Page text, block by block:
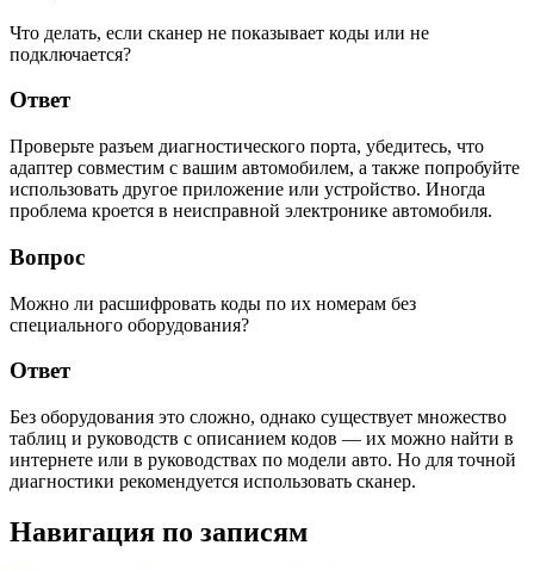
Что делать, если сканер не показывает коды или не
подключается?
Ответ
Проверьте разъем диагностического порта, убедитесь, что
адаптер совместим с вашим автомобилем, а также попробуйте
использовать другое приложение или устройство. Иногда
проблема кроется в неисправной электронике автомобиля.
Вопрос
Можно ли расшифровать коды по их номерам без
специального оборудования?
Ответ
Без оборудования это сложно, однако существует множество
таблиц и руководств с описанием кодов — их можно найти в
интернете или в руководствах по модели авто. Но для точной
диагностики рекомендуется использовать сканер.
Навигация по записям